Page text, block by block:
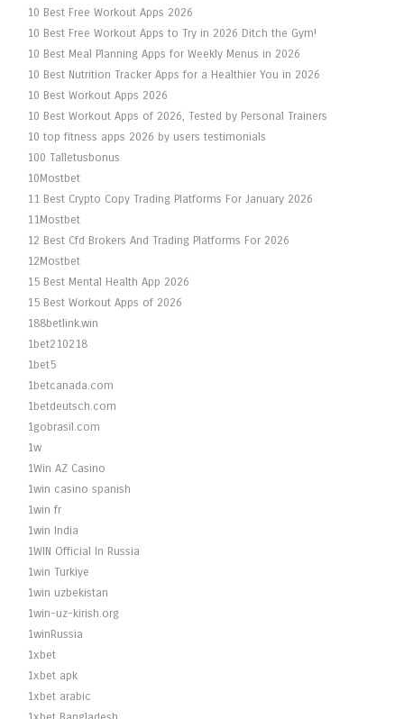
10 Best Free Workout Apps 2026
10 Best Free Workout Apps to Try in 2026 Ditch the Gym!
10 Best Meal Planning Apps for Weekly Menus in 2026
10 Best Nutrition Tracker Apps for a Healthier You in 2026
10 Best Workout Apps 2026
10 Best Workout Apps of 2026, Tested by Personal Trainers
10 top fitness apps 2026 by users testimonials
100 Talletusbonus
10Mostbet
11 Best Crypto Copy Trading Platforms For January 2026
11Mostbet
12 Best Cfd Brokers And Trading Platforms For 2026
12Mostbet
15 Best Mental Health App 2026
15 Best Workout Apps of 2026
188betlink.win
1bet210218
1bet5
1betcanada.com
1betdeutsch.com
1gobrasil.com
1w
1Win AZ Casino
1win casino spanish
1win fr
1win India
1WIN Official In Russia
1win Turkiye
1win uzbekistan
1win-uz-kirish.org
1winRussia
1xbet
1xbet apk
1xbet arabic